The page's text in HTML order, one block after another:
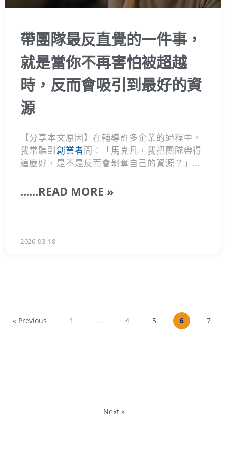
帶團隊最反直覺的一件事，
就是當你不再害怕被超越
時，反而會吸引到最好的資
源
【分享本文原因】在輔導許多企業的過程中，
我常聽到創業者問：「馬克凡，我把團隊帶得
這麼好，是不是反而會剝奪自己的資源？」這
頂層的領導者，越懂一個反直覺的道理：想盡
......READ MORE »
2026-03-18
« Previous 1 ... 4 5 6 7
Next »